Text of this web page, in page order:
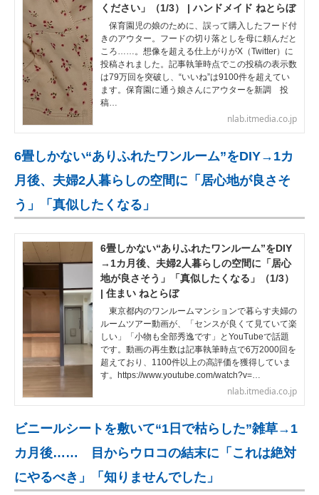
ください」（1/3） | ハンドメイド ねとらぼ
保育園児の娘のために、誤って購入したフード付
きのアウター。フードの切り落としを母に頼んだと
ころ……。想像を超える仕上がりがX（Twitter）に
投稿されました。記事執筆時点でこの投稿の表示数
は79万回を突破し、“いいね”は9100件を超えてい
ます。保育園に通う娘さんにアウターを新調 投
稿…
nlab.itmedia.co.jp
6畳しかない“ありふれたワンルーム”をDIY→1カ
月後、夫婦2人暮らしの空間に「居心地が良さそ
う」「真似したくなる」
6畳しかない“ありふれたワンルーム”をDIY
→1カ月後、夫婦2人暮らしの空間に「居心
地が良さそう」「真似したくなる」（1/3）
| 住まい ねとらぼ
東京都内のワンルームマンションで暮らす夫婦の
ルームツアー動画が、「センスが良くて見ていて楽
しい」「小物も全部秀逸です」とYouTubeで話題
です。動画の再生数は記事執筆時点で6万2000回を
超えており、1100件以上の高評価を獲得していま
す。https://www.youtube.com/watch?v=…
nlab.itmedia.co.jp
ビニールシートを敷いて“1日で枯らした”雑草→1
カ月後…… 目からウロコの結末に「これは絶対
にやるべき」「知りませんでした」